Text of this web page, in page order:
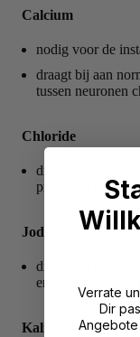
Calcium
nodig voor de
draagt bij aan
tussen neuronen
Chloride
draagt bij aan
produceren
Jodium
draagt bij tot de
en een normale
Kalium
Verrate
Dir